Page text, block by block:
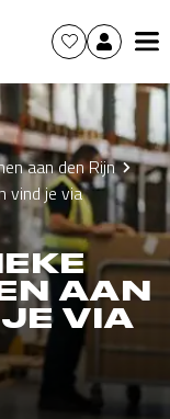
aan den Rijn
vind je via
AAN
VIA